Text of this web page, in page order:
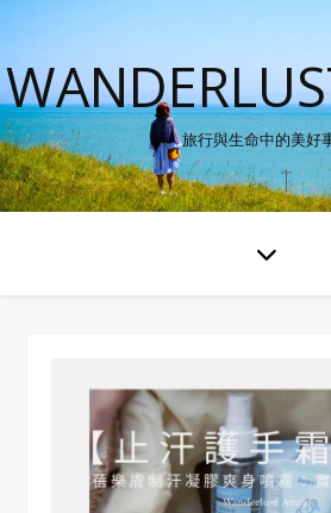
旅行與生命中的美好